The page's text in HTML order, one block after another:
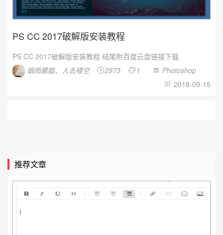
PS CC 2017破解版安装教程
PS CC 2017破解版安装教程 结尾附百度云盘链接下载
烟雨朦胧、人去楼空
2973 1  Photoshop
 2018-09-15
推荐文章